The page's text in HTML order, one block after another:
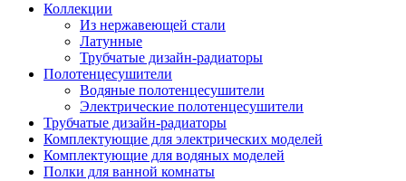
Коллекции
Из нержавеющей стали
Латунные
Трубчатые дизайн-радиаторы
Полотенцесушители
Водяные полотенцесушители
Электрические полотенцесушители
Трубчатые дизайн-радиаторы
Комплектующие для электрических моделей
Комплектующие для водяных моделей
Полки для ванной комнаты